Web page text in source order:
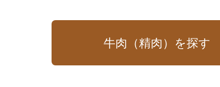
牛肉（精肉）を探す